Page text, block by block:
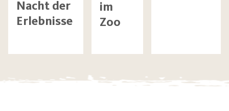
Nacht der
Erlebnisse
im
Zoo